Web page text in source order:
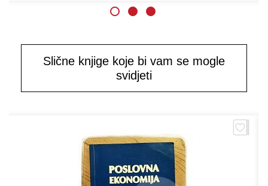
Slične knjige koje bi vam se mogle
svidjeti